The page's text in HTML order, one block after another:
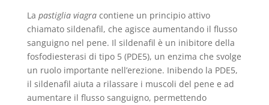
La pastiglia viagracontiene un principio attivo
chiamato sildenafil, che agisce aumentando il flusso
sanguigno nel pene. Il sildenafil è un inibitore della
fosfodiesterasi di tipo 5 (PDE5), un enzima che svolge
un ruolo importante nell’erezione. Inibendo la PDE5,
il sildenafil aiuta a rilassare i muscoli del pene e ad
aumentare il flusso sanguigno, permettendo